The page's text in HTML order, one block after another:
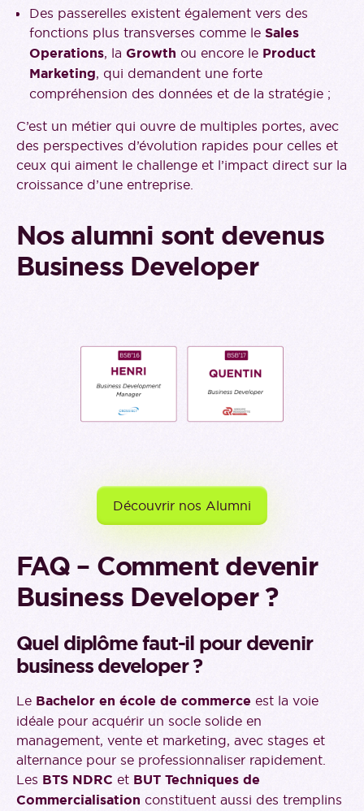
Des passerelles existent également vers des
fonctions plus transverses comme le Sales
Operations, la Growth ou encore le Product
Marketing, qui demandent une forte
compréhension des données et de la stratégie ;
C’est un métier qui ouvre de multiples portes, avec
des perspectives d’évolution rapides pour celles et
ceux qui aiment le challenge et l’impact direct sur la
croissance d’une entreprise.
Nos alumni sont devenus
Business Developer
Découvrir nos Alumni
FAQ – Comment devenir
Business Developer ?
Quel diplôme faut-il pour devenir
business developer ?
Le Bachelor en école de commerce est la voie
idéale pour acquérir un socle solide en
management, vente et marketing, avec stages et
alternance pour se professionnaliser rapidement.
Les BTS NDRC et BUT Techniques de
Commercialisation constituent aussi des tremplins